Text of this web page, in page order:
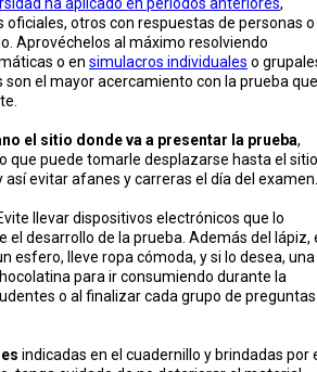
oficiales, otros con respuestas de personas o
Aprovéchelos al máximo resolviendo
o en simulacros individuales o
son el mayor acercamiento con la prueba que
el sitio donde va a presentar la prueba,
que puede tomarle desplazarse hasta el sitio
así evitar afanes y carreras el día del examen.
Evite llevar dispositivos electrónicos que lo
el desarrollo de la prueba. Además del lápiz,
esfero, lleve ropa cómoda, y si lo desea, una
para ir consumiendo durante la
o al finalizar cada grupo de preguntas
indicadas en el cuadernillo y brindadas por